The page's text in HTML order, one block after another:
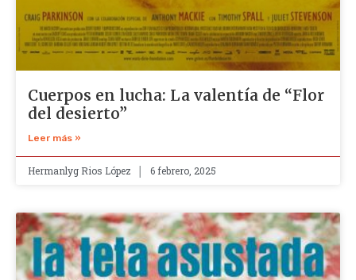
Cuerpos en lucha: La valentía de “Flor
del desierto”
Leer más »
Hermanlyg Rios López 6 febrero, 2025